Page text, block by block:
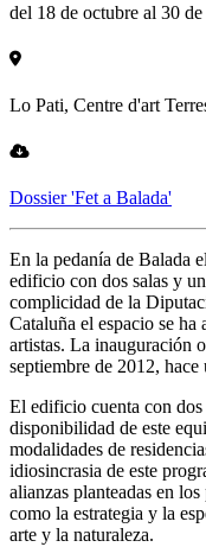
del 18 de octubre al 30
Lo Pati, Centre d'art
Dossier 'Fet a Balada'
En la pedanía de Balada
edificio con dos salas y
complicidad de la
Cataluña el espacio se
artistas. La inauguración
septiembre de 2012,
El edificio cuenta con
disponibilidad de este
modalidades de
idiosincrasia de este
alianzas planteadas en
como la estrategia y la
arte y la naturaleza.